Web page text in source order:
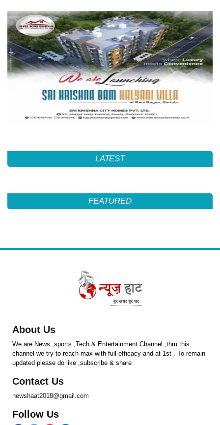
LATEST
FEATURED
About Us
We are News ,sports ,Tech & Entertainment Channel ,thru this
channel we try to reach max with full efficacy and at 1st . To remain
updated please do like ,subscribe & share
Contact Us
newshaat2018@gmail.com
Follow Us